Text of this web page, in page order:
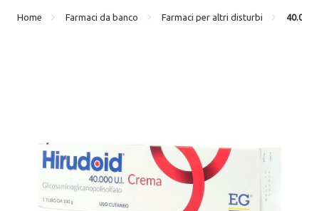
Home Farmaci da banco Farmaci per altri disturbi 40.000